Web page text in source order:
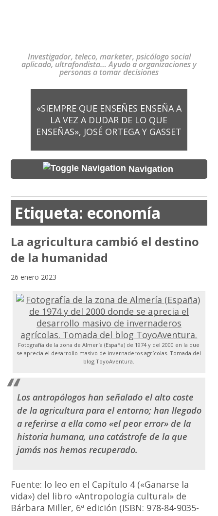
Investigador, teleco, marketer, psicólogo social
aplicado, ultrafondista… Ayudo a organizaciones y
personas a tomar decisiones
«SIEMPRE QUE ENSEÑES ENSEÑA A
LA VEZ A DUDAR DE LO QUE
ENSEÑAS», JOSÉ ORTEGA Y GASSET
Navigation
Etiqueta: economía
La agricultura cambió el destino
de la humanidad
26 enero 2023
Fotografía de la zona de Almería (España) de 1974 y del 2000 en la que
se aprecia el desarrollo masivo de invernaderos agrícolas. Tomada del
blog ToyoAventura.
Los antropólogos han señalado el alto coste
de la agricultura para el entorno; han llegado
a referirse a ella como «el peor error» de la
historia humana, una catástrofe de la que
jamás nos hemos recuperado.
Fuente: lo leo en el Capítulo 4 («Ganarse la
vida») del libro «Antropología cultural» de
Bárbara Miller, 6ª edición (ISBN: 978-84-9035-